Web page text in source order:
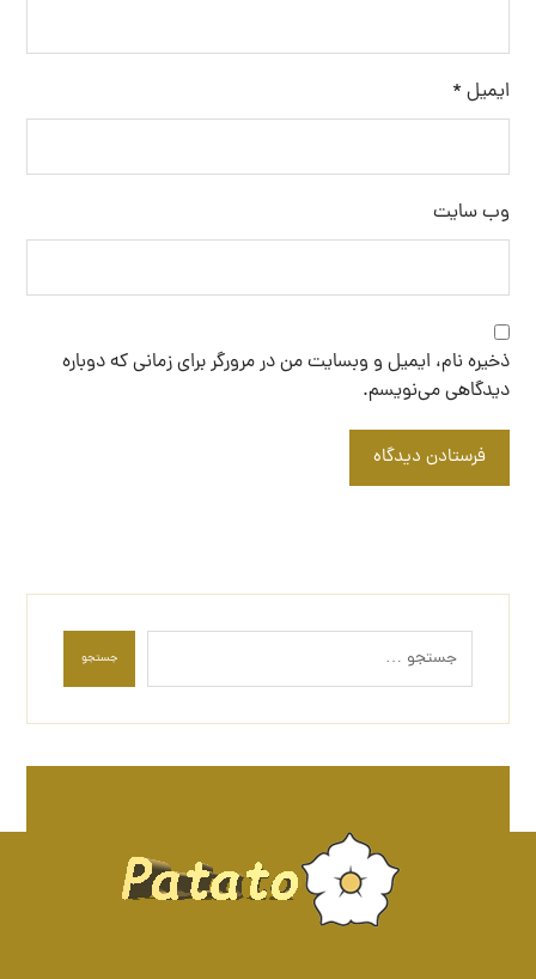
ایمیل *
وب‌ سایت
ذخیره نام، ایمیل و وبسایت من در مرورگر برای زمانی که دوباره
دیدگاهی می‌نویسم.
فرستادن دیدگاه
جستجو